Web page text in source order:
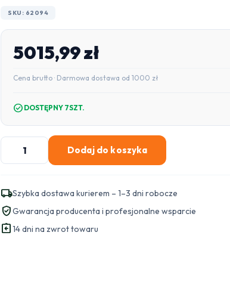
SKU: 62094
5015,99zł
Cena brutto · Darmowa dostawa od 1000 zł
check_circle DOSTĘPNY 7SZT.
ilość
SWITCH
USW-
Pro-
XG-
24
Dodaj do koszyka
local_shippingSzybka dostawa kurierem – 1–3 dni robocze
verified_userGwarancja producenta i profesjonalne wsparcie
assignment_return14 dni na zwrot towaru